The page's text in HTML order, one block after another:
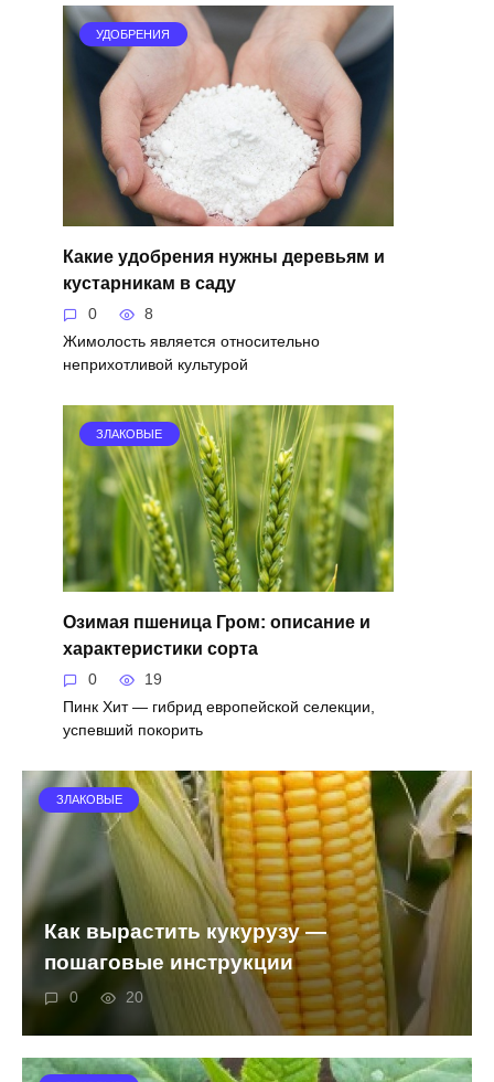
УДОБРЕНИЯ
Какие удобрения нужны деревьям и
кустарникам в саду
0 8
Жимолость является относительно
неприхотливой культурой
ЗЛАКОВЫЕ
Озимая пшеница Гром: описание и
характеристики сорта
0 19
Пинк Хит — гибрид европейской селекции,
успевший покорить
ЗЛАКОВЫЕ
Как вырастить кукурузу —
пошаговые инструкции
0 20